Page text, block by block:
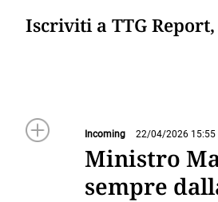
Iscriviti a TTG
Incoming 22/04/2026 15:55
Ministro
sempre